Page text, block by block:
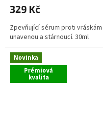
329 Kč
Zpevňující sérum proti
unavenou a stárnoucí. 30ml
Novinka
Prémiová
kvalita